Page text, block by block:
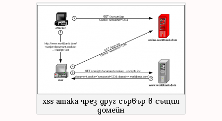
xss атака чрез друг сървър в същия
домейн